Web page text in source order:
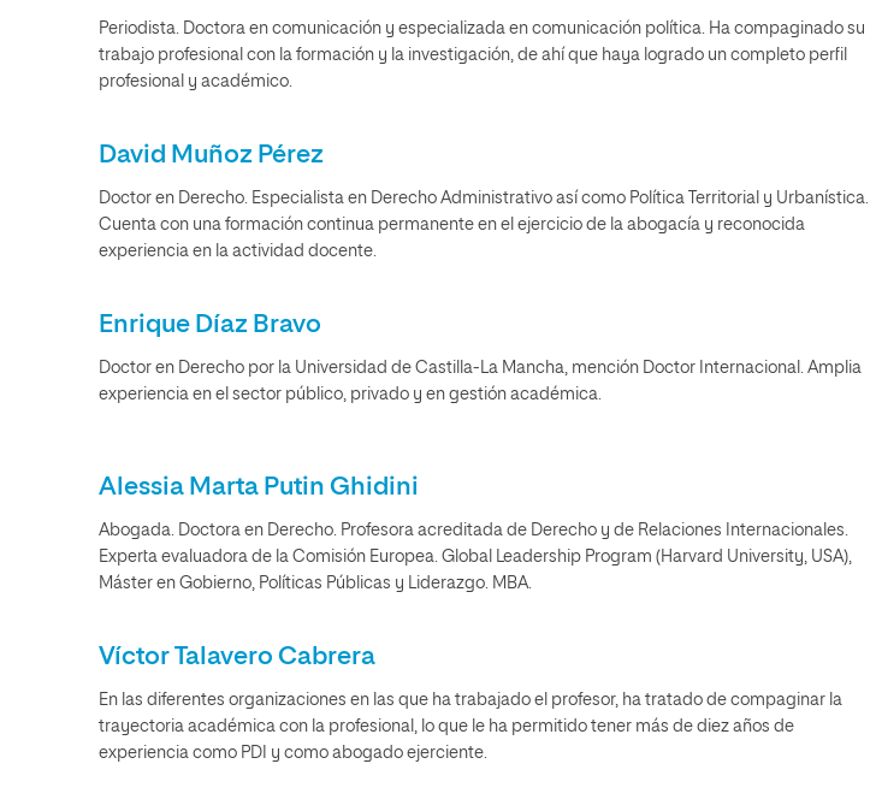
Periodista. Doctora en comunicación y especializada en comunicación política. Ha compaginado su
trabajo profesional con la formación y la investigación, de ahí que haya logrado un completo perfil
profesional y académico.
David Muñoz Pérez
Doctor en Derecho. Especialista en Derecho Administrativo así como Política Territorial y Urbanística.
Cuenta con una formación continua permanente en el ejercicio de la abogacía y reconocida
experiencia en la actividad docente.
Enrique Díaz Bravo
Doctor en Derecho por la Universidad de Castilla-La Mancha, mención Doctor Internacional. Amplia
experiencia en el sector público, privado y en gestión académica.
Alessia Marta Putin Ghidini
Abogada. Doctora en Derecho. Profesora acreditada de Derecho y de Relaciones Internacionales.
Experta evaluadora de la Comisión Europea. Global Leadership Program (Harvard University, USA),
Máster en Gobierno, Políticas Públicas y Liderazgo. MBA.
Víctor Talavero Cabrera
En las diferentes organizaciones en las que ha trabajado el profesor, ha tratado de compaginar la
trayectoria académica con la profesional, lo que le ha permitido tener más de diez años de
experiencia como PDI y como abogado ejerciente.